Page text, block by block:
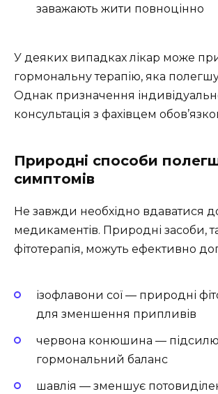
заважають жити повноцінно
У деяких випадках лікар може
гормональну терапію, яка
Однак призначення
консультація з фахівцем
Природні способи
симптомів
Не завжди необхідно вдаватися
медикаментів. Природні засоби,
фітотерапія, можуть ефективно
ізофлавони сої — природні
для зменшення припливів
червона конюшина —
гормональний баланс
шавлія — зменшує